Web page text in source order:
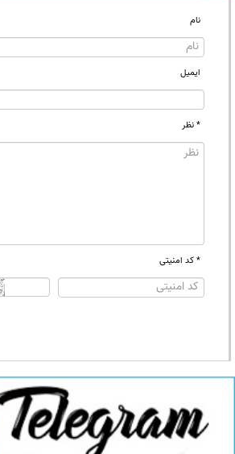
نام
ایمیل
* نظر
* کد امنیتی